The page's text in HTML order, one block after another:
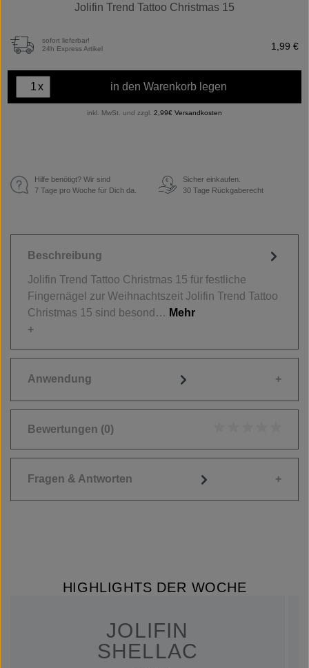
Jolifin Trend Tattoo Christmas 15
sofort lieferbar!
24h Express Artikel
1,99 €
x in den Warenkorb legen
inkl. MwSt. und zzgl. 2,99€ Versandkosten
Hilfe benötigt? Wir sind
7 Tage pro Woche für Dich da.
€
Sicher einkaufen.
30 Tage Rückgaberecht
Beschreibung
Jolifin Trend Tattoo Christmas 15 für festliche
Fingernägel zur Weihnachtszeit Jolifin Trend Tattoo
Christmas 15 sind besond… Mehr
Anwendung
Bewertungen (0)
Fragen & Antworten
HIGHLIGHTS DER WOCHE
JOLIFIN
SHELLAC